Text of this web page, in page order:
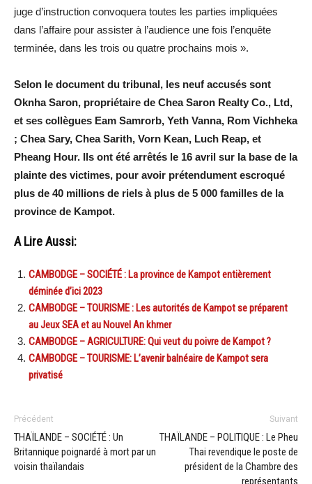
juge d’instruction convoquera toutes les parties impliquées
dans l’affaire pour assister à l’audience une fois l’enquête
terminée, dans les trois ou quatre prochains mois ».
Selon le document du tribunal, les neuf accusés sont
Oknha Saron, propriétaire de Chea Saron Realty Co., Ltd,
et ses collègues Eam Samrorb, Yeth Vanna, Rom Vichheka
; Chea Sary, Chea Sarith, Vorn Kean, Luch Reap, et
Pheang Hour. Ils ont été arrêtés le 16 avril sur la base de la
plainte des victimes, pour avoir prétendument escroqué
plus de 40 millions de riels à plus de 5 000 familles de la
province de Kampot.
A Lire Aussi:
CAMBODGE – SOCIÉTÉ : La province de Kampot entièrement
déminée d’ici 2023
CAMBODGE – TOURISME : Les autorités de Kampot se préparent
au Jeux SEA et au Nouvel An khmer
CAMBODGE – AGRICULTURE: Qui veut du poivre de Kampot ?
CAMBODGE – TOURISME: L’avenir balnéaire de Kampot sera
privatisé
Précédent
THAÏLANDE – SOCIÉTÉ : Un
Britannique poignardé à mort par un
voisin thaïlandais
Suivant
THAÏLANDE – POLITIQUE : Le Pheu
Thai revendique le poste de
président de la Chambre des
représentants